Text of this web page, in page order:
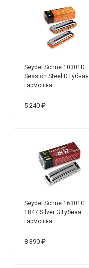
Seydel Sohne 10301D
Session Steel D Губная
гармошка
5 240 ₽
Seydel Sohne 16301G
1847 Silver G Губная
гармошка
8 390 ₽